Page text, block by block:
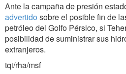
Ante la campaña de presión
advertido sobre el posible fin de
petróleo del Golfo Pérsico, si
posibilidad de suministrar sus
extranjeros.
tqi/rha/msf